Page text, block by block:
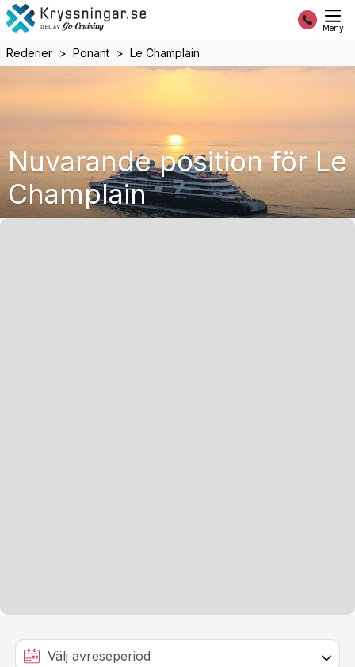
Meny
Rederier Ponant Le Champlain
Nuvarande position för Le
Champlain